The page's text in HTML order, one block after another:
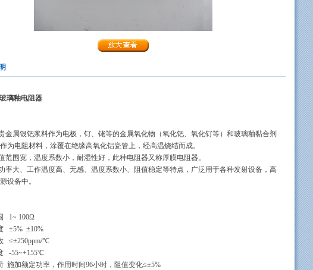
璃釉电阻器
金属银钯浆料作为电极，钌、铑等的金属氧化物（氧化钯、氧化钌等）和玻璃釉黏合剂
为电阻材料，涂覆在绝缘高氧化铝瓷管上，经高温烧结而成。
范围宽，温度系数小，耐湿性好，此种电阻器又称厚膜电阻器。
率大、工作温度高、无感、温度系数小、阻值稳定等特点，广泛用于各种发射设备，高
设备中。
1~ 100Ω
±5% ±10%
≤±250ppm/℃
-55~+155℃
施加额定功率，作用时间96小时，阻值变化≤±5%